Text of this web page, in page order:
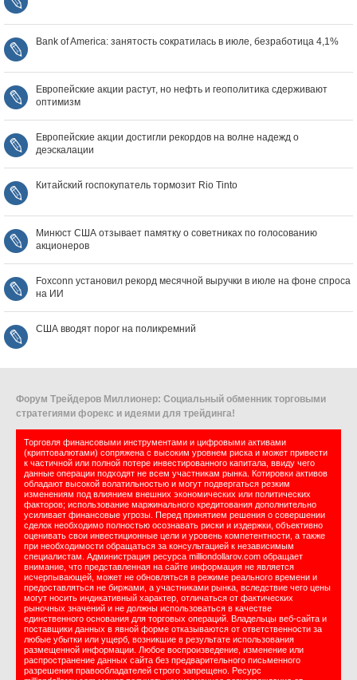
Bank of America: занятость сократилась в июле, безработица 4,1%
Европейские акции растут, но нефть и геополитика сдерживают
оптимизм
Европейские акции достигли рекордов на волне надежд о
деэскалации
Китайский госпокупатель тормозит Rio Tinto
Минюст США отзывает памятку о советниках по голосованию
акционеров
Foxconn установил рекорд месячной выручки в июле на фоне спроса
на ИИ
США вводят порог на поликремний
Форум Трейдеров Миллионер: Социальный обменник торговыми
стратегиями форекс и идеями для трейдинга!
Торговля финансовыми инструментами и цифровыми активами
(криптовалютами) сопряжена с высоким уровнем риска и может привести
к частичной или полной потере инвестированного капитала, ввиду чего
данные операции подходят не всем участникам рынка. Котировки активов
обладают высокой волатильностью и могут подвергаться резким
изменениям под влиянием внешних экономических или политических
факторов; использование маржинального кредитования дополнительно
усиливает финансовые угрозы. Перед принятием решения о совершении
сделок необходимо полностью осознавать риски и издержки, объективно
оценивать свои инвестиционные цели и уровень компетентности, а также
при необходимости обращаться за консультацией к независимым
специалистам. Администрация ресурса milliondollarov.com обращает
внимание, что представленная на сайте информация не является
исчерпывающей, может не обновляться в режиме реального времени и
предоставляться не биржами, а участниками рынка, вследствие чего цены
могут носить индикативный характер, отличаться от фактических
рыночных значений и не должны использоваться в качестве
единственного основания для торговых операций. Владельцы веб-сайта и
поставщики данных в явной форме отказываются от ответственности за
любые убытки или ущерб, возникшие в результате использования
размещенной информации. Любое воспроизведение, изменение или
распространение данных сайта без предварительного письменного
разрешения правообладателей строго запрещено. Ресурс